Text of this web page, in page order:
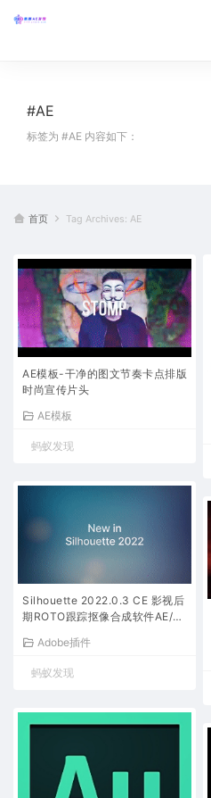
#AE
标签为 #AE 内容如下：
首页 Tag Archives: AE
AE模板-干净的图文节奏卡点排版
时尚宣传片头
AE模板
蚂蚁发现
Silhouette 2022.0.3 CE 影视后
期ROTO跟踪抠像合成软件AE/P
版 Adobe插件
蚂蚁发现